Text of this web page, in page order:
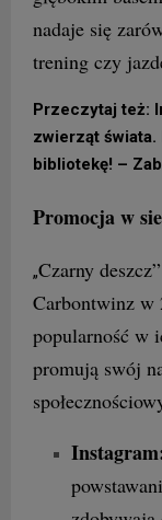
nadaje się
trening czy
Przeczytaj też:
zwierząt świata.
bibliotekę! –
Promocja w
„Czarny
Carbontwinz w
popularność w
promują swój